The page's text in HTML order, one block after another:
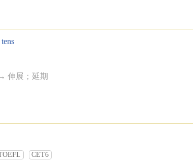
tens
伸展；延期
CET6